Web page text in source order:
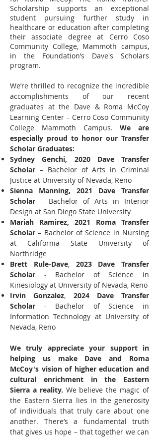
Scholarship supports an exceptional
student pursuing further study in
healthcare or education after completing
their associate degree at Cerro Coso
Community College, Mammoth campus,
in the Foundation’s Dave's Scholars
program.
We’re thrilled to recognize the incredible
accomplishments of our recent
graduates at the Dave & Roma McCoy
Learning Center – Cerro Coso Community
College Mammoth Campus.We are
especially proud to honor our Transfer
Scholar Graduates:
Sydney Genchi, 2020 Dave Transfer
Scholar – Bachelor of Arts in Criminal
Justice at University of Nevada, Reno
Sienna Manning, 2021 Dave Transfer
Scholar – Bachelor of Arts in Interior
Design at San Diego State University
Mariah Ramirez, 2021 Roma Transfer
Scholar– Bachelor of Science in Nursing
at California State University of
Northridge
Brett Rule-Dave, 2023 Dave Transfer
Scholar - Bachelor of Science in
Kinesiology at University of Nevada, Reno
Irvin Gonzalez, 2024 Dave Transfer
Scholar - Bachelor of Science in
Information Technology at University of
Nevada, Reno
We truly appreciate your support in
helping us make Dave and Roma
McCoy's vision of higher education and
cultural enrichment in the Eastern
Sierra a reality. We believe the magic of
the Eastern Sierra lies in the generosity
of individuals that truly care about one
another. There’s a fundamental truth
that gives us hope – that together we can